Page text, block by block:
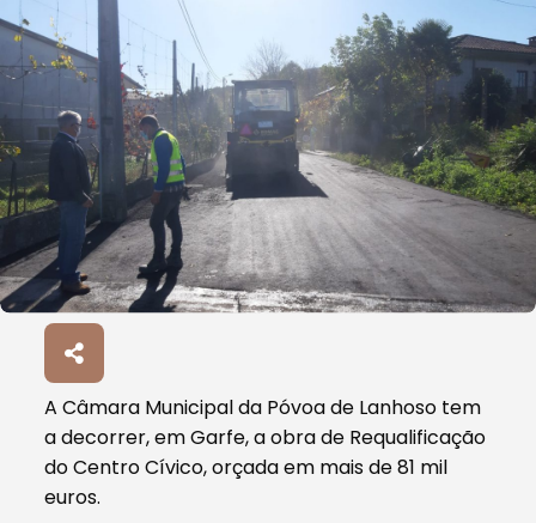
Filtros
A Câmara Municipal da Póvoa de Lanhoso tem
a decorrer, em Garfe, a obra de Requalificação
do Centro Cívico, orçada em mais de 81 mil
euros.